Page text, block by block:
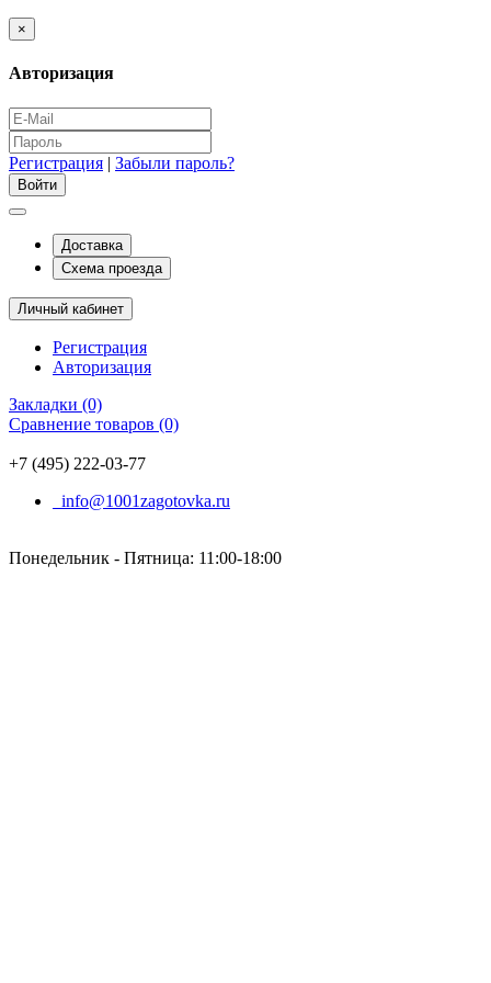
×
Авторизация
Регистрация | Забыли пароль?
Доставка
Схема проезда
Личный кабинет
Регистрация
Авторизация
Закладки (0)
Сравнение товаров (0)
+7 (495) 222-03-77
info@1001zagotovka.ru
Понедельник - Пятница: 11:00-18:00